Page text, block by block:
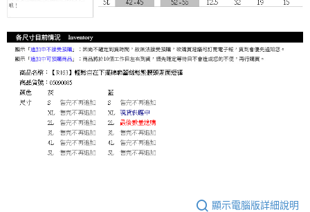
顯示電腦版詳細說明